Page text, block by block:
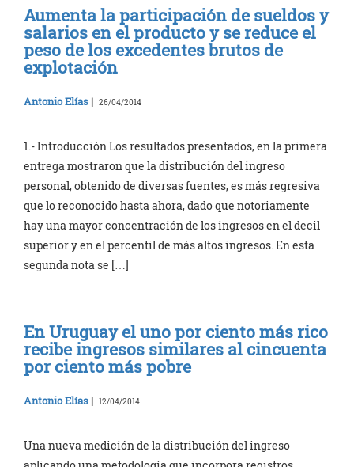
Aumenta la participación de sueldos y
salarios en el producto y se reduce el
peso de los excedentes brutos de
explotación
Antonio Elías | 26/04/2014
1.- Introducción Los resultados presentados, en la primera
entrega mostraron que la distribución del ingreso
personal, obtenido de diversas fuentes, es más regresiva
que lo reconocido hasta ahora, dado que notoriamente
hay una mayor concentración de los ingresos en el decil
superior y en el percentil de más altos ingresos. En esta
segunda nota se […]
En Uruguay el uno por ciento más rico
recibe ingresos similares al cincuenta
por ciento más pobre
Antonio Elías | 12/04/2014
Una nueva medición de la distribución del ingreso